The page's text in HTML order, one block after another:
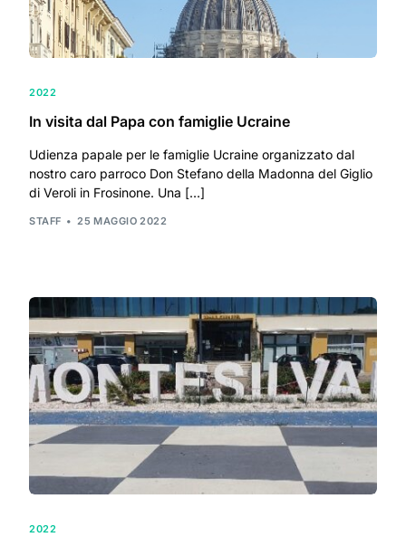
2022
In visita dal Papa con famiglie Ucraine
Udienza papale per le famiglie Ucraine organizzato dal
nostro caro parroco Don Stefano della Madonna del Giglio
di Veroli in Frosinone. Una […]
STAFF 25 MAGGIO 2022
2022